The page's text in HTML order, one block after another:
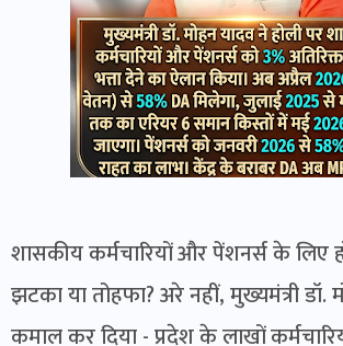
शासकीय कर्मचारियों और पेंशनर्स के लिए
झटका या तोहफा? अरे नहीं, मुख्यमंत्री डॉ.
कमाल कर दिया - प्रदेश के लाखों